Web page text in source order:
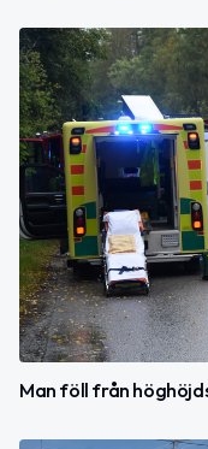
Man föll från